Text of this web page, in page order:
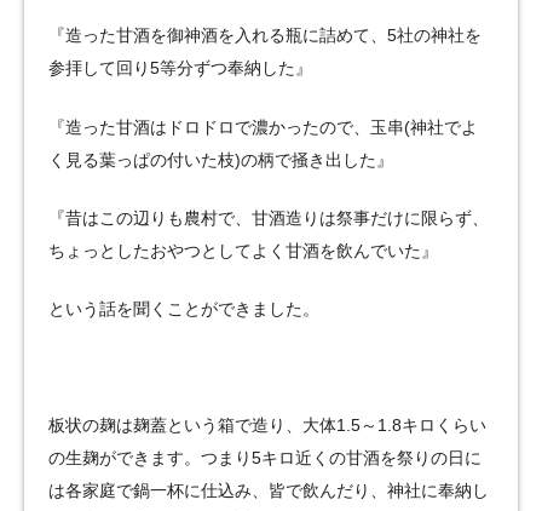
『造った甘酒を御神酒を入れる瓶に詰めて、5社の神社を
参拝して回り5等分ずつ奉納した』
『造った甘酒はドロドロで濃かったので、玉串(神社でよ
く見る葉っぱの付いた枝)の柄で掻き出した』
『昔はこの辺りも農村で、甘酒造りは祭事だけに限らず、
ちょっとしたおやつとしてよく甘酒を飲んでいた』
という話を聞くことができました。
板状の麹は麹蓋という箱で造り、大体1.5～1.8キロくらい
の生麹ができます。つまり5キロ近くの甘酒を祭りの日に
は各家庭で鍋一杯に仕込み、皆で飲んだり、神社に奉納し